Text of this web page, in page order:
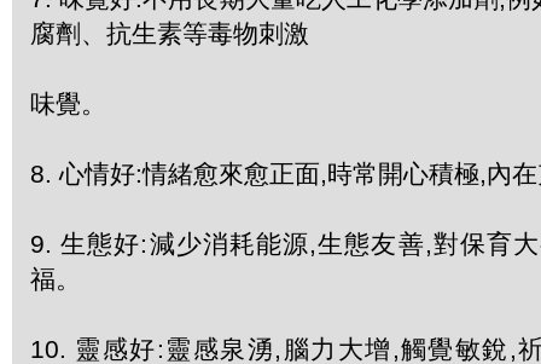
腐劑、抗生素等毒物刺激
味覺。
8. 心情好:情緒愈來愈正面,時常開心積極,內
9. 生態好:減少消耗能源,生態友善,對保育
福。
10. 靈感好:靈感泉湧,腦力大增,觸覺敏銳,